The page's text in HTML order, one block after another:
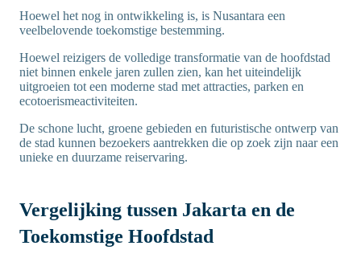
Hoewel het nog in ontwikkeling is, is Nusantara een
veelbelovende toekomstige bestemming.
Hoewel reizigers de volledige transformatie van de hoofdstad
niet binnen enkele jaren zullen zien, kan het uiteindelijk
uitgroeien tot een moderne stad met attracties, parken en
ecotoerismeactiviteiten.
De schone lucht, groene gebieden en futuristische ontwerp van
de stad kunnen bezoekers aantrekken die op zoek zijn naar een
unieke en duurzame reiservaring.
Vergelijking tussen Jakarta en de
Toekomstige Hoofdstad